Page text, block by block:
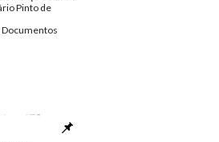
Pinto de
Documentos